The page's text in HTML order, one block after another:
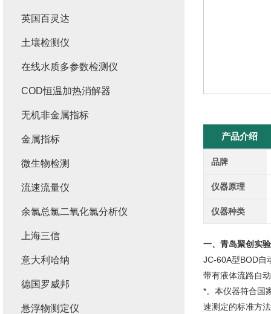
产品介绍
品牌
仪器原理
仪器种类
一、 青岛聚创实
JC-60A型BOD自
带有液体流路自
*。本仪器符合国
速测定的标准方
英国百灵达
土壤检测仪
在线水质多参数检测仪
COD恒温加热消解器
无机非金属指标
金属指标
微生物检测
流速流量仪
余氯总氯二氧化氯分析仪
上海三信
意大利哈纳
德国罗威邦
悬浮物测定仪